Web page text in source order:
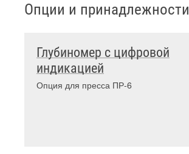
Опции и принадлежности
Глубиномер с цифровой
индикацией
Опция для пресса ПР-6